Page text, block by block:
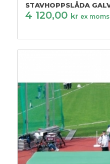
STAVHOPPSLÅDA
4 120,00 kr ex moms